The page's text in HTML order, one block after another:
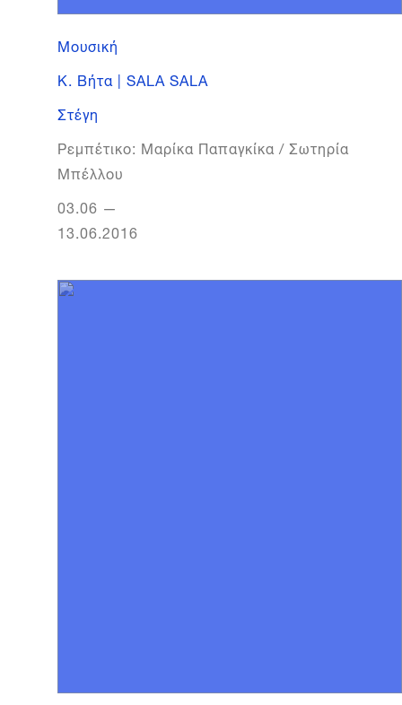
Μουσική
Κ. Βήτα | SALA SALA
Στέγη
Ρεμπέτικο: Μαρίκα Παπαγκίκα / Σωτηρία
Μπέλλου
03.06 —
13.06.2016